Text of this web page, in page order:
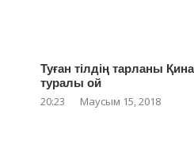
Туған тілдің тарланы
туралы ой
20:23 Маусым 15, 2018